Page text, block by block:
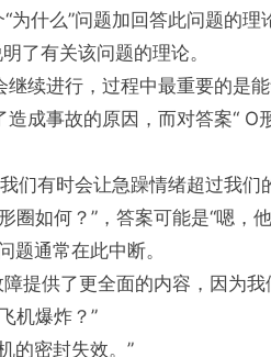
为什么”问题加回答此问题的
了有关该问题的理论。
继续进行，过程中最重要的是
成事故的原因，而对答案“ O
们有时会让急躁情绪超过我们
圈如何？”，答案可能是“嗯，
题通常在此中断。
提供了更全面的内容，因为我
机爆炸？”
的密封失效。”